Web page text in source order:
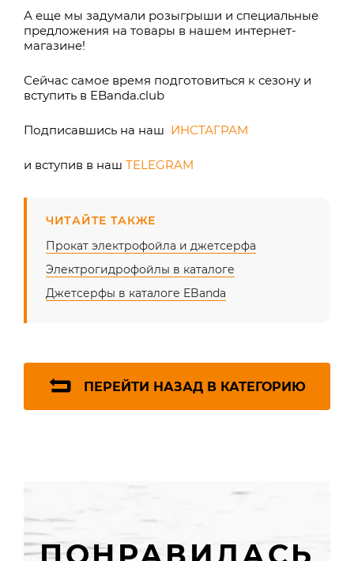
А еще мы задумали розыгрыши и специальные
предложения на товары в нашем интернет-
магазине!
Сейчас самое время подготовиться к сезону и
вступить в EBanda.club
Подписавшись на наш ИНСТАГРАМ
и вступив в наш TELEGRAM
ЧИТАЙТЕ ТАКЖЕ
Прокат электрофойла и джетсерфа
Электрогидрофойлы в каталоге
Джетсерфы в каталоге EBanda
ПЕРЕЙТИ НАЗАД В КАТЕГОРИЮ